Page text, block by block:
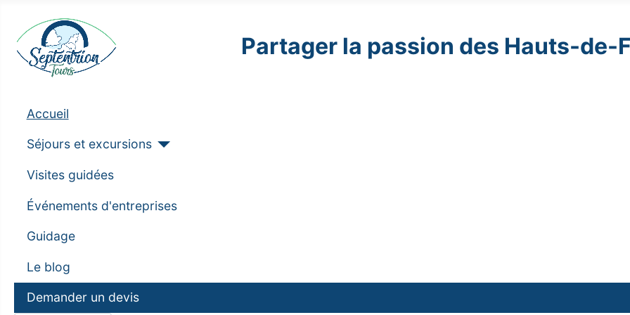
Partager la passion des Hauts-de-
Accueil
Séjours et excursions
Visites guidées
Événements d'entreprises
Guidage
Le blog
Demander un devis